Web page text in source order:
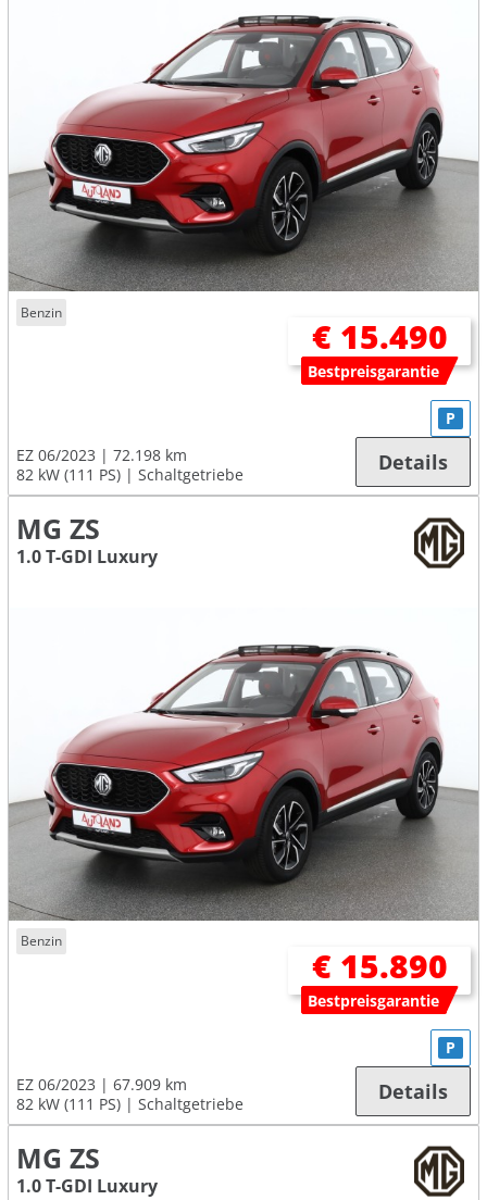
Benzin
€ 15.490
Bestpreisgarantie
EZ 06/2023
72.198 km
82 kW (111 PS)
Schaltgetriebe
P
Details
MG ZS
1.0 T-GDI Luxury
Benzin
€ 15.890
Bestpreisgarantie
EZ 06/2023
67.909 km
82 kW (111 PS)
Schaltgetriebe
P
Details
MG ZS
1.0 T-GDI Luxury